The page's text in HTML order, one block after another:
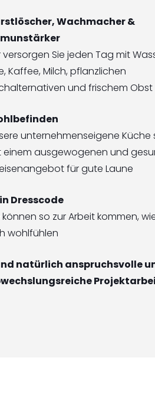
Wachmacher &
versorgen Sie jeden Tag mit
Kaffee, Milch, pflanzlichen
und frischem Obst
unternehmenseigene Küche
einem ausgewogenen und
für gute Laune
Dresscode
können so zur Arbeit kommen,
wohlfühlen
natürlich anspruchsvolle